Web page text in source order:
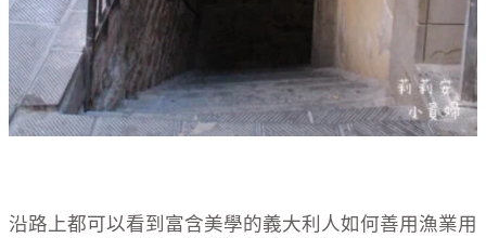
沿路上都可以看到富含美學的義大利人如何善用漁業用